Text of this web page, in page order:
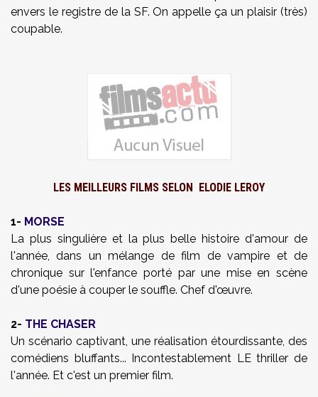
envers le registre de la SF. On appelle ça un plaisir (très)
coupable.
LES MEILLEURS FILMS SELON ELODIE LEROY
1- MORSE
La plus singulière et la plus belle histoire d'amour de
l'année, dans un mélange de film de vampire et de
chronique sur l'enfance porté par une mise en scène
d'une poésie à couper le souffle. Chef d'œuvre.
2- THE CHASER
Un scénario captivant, une réalisation étourdissante, des
comédiens bluffants... Incontestablement LE thriller de
l'année. Et c'est un premier film.